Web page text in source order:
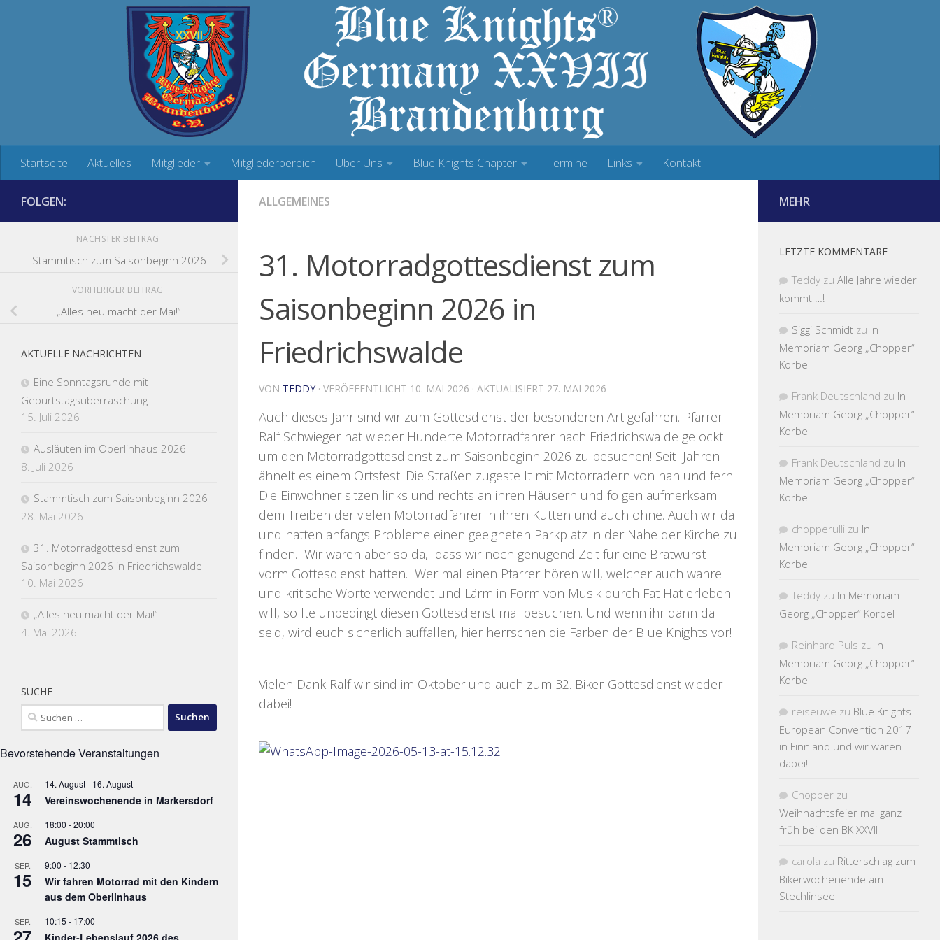
Zum Inhalt springen
Startseite Aktuelles Mitglieder Mitgliederbereich Über Uns Blue Knights Chapter Termine Links Kontakt
ALLGEMEINES
31. Motorradgottesdienst zum
Saisonbeginn 2026 in
Friedrichswalde
VON TEDDY · VERÖFFENTLICHT 10. MAI 2026 · AKTUALISIERT 27. MAI 2026
Auch dieses Jahr sind wir zum Gottesdienst der besonderen Art gefahren. Pfarrer
Ralf Schwieger hat wieder Hunderte Motorradfahrer nach Friedrichswalde gelockt
um den Motorradgottesdienst zum Saisonbeginn 2026 zu besuchen! Seit Jahren
ähnelt es einem Ortsfest! Die Straßen zugestellt mit Motorrädern von nah und fern.
Die Einwohner sitzen links und rechts an ihren Häusern und folgen aufmerksam
dem Treiben der vielen Motorradfahrer in ihren Kutten und auch ohne. Auch wir da
und hatten anfangs Probleme einen geeigneten Parkplatz in der Nähe der Kirche zu
finden. Wir waren aber so da, dass wir noch genügend Zeit für eine Bratwurst
vorm Gottesdienst hatten. Wer mal einen Pfarrer hören will, welcher auch wahre
und kritische Worte verwendet und Lärm in Form von Musik durch Fat Hat erleben
will, sollte unbedingt diesen Gottesdienst mal besuchen. Und wenn ihr dann da
seid, wird euch sicherlich auffallen, hier herrschen die Farben der Blue Knights vor!
Vielen Dank Ralf wir sind im Oktober und auch zum 32. Biker-Gottesdienst wieder
dabei!
FOLGEN:
NÄCHSTER BEITRAG
Stammtisch zum Saisonbeginn 2026
VORHERIGER BEITRAG
„Alles neu macht der Mai!“
AKTUELLE NACHRICHTEN
Eine Sonntagsrunde mit
Geburtstagsüberraschung
15. Juli 2026
Ausläuten im Oberlinhaus 2026
8. Juli 2026
Stammtisch zum Saisonbeginn 2026
28. Mai 2026
31. Motorradgottesdienst zum
Saisonbeginn 2026 in Friedrichswalde
10. Mai 2026
„Alles neu macht der Mai!“
4. Mai 2026
SUCHE
Suchen
nach:
Bevorstehende Veranstaltungen
AUG.
14
14. August- 16. August
Vereinswochenende in Markersdorf
AUG.
26
18:00 -20:00
August Stammtisch
SEP.
15
9:00 - 12:30
Wir fahren Motorrad mit den Kindern
aus dem Oberlinhaus
SEP. 10:15 - 17:00
Kinder-Lebenslauf 2026 des
MEHR
LETZTE KOMMENTARE
Teddy zu Alle Jahre wieder
kommt …!
Siggi Schmidt zu In
Memoriam Georg „Chopper“
Korbel
Frank Deutschland zu In
Memoriam Georg „Chopper“
Korbel
Frank Deutschland zu In
Memoriam Georg „Chopper“
Korbel
chopperulli zu In
Memoriam Georg „Chopper“
Korbel
Teddy zu In Memoriam
Georg „Chopper“ Korbel
Reinhard Puls zu In
Memoriam Georg „Chopper“
Korbel
reiseuwe zu Blue Knights
European Convention 2017
in Finnland und wir waren
dabei!
Chopper zu
Weihnachtsfeier mal ganz
früh bei den BK XXVII
carola zu Ritterschlag zum
Bikerwochenende am
Stechlinsee